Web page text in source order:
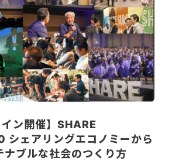
イン開催】SHARE
ェアリングエコノミーから
ナブルな社会のつくり方